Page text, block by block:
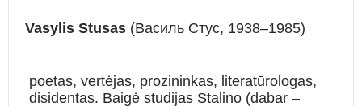
Vasylis Stusas (Василь Стус, 1938–1985)
poetas, vertėjas, prozininkas, literatūrologas,
disidentas. Baigė studijas Stalino (dabar –